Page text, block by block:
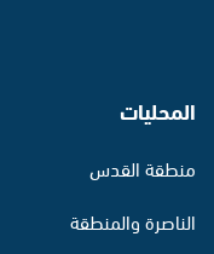
المحليات
منطقة القدس
الناصرة والمنطقة